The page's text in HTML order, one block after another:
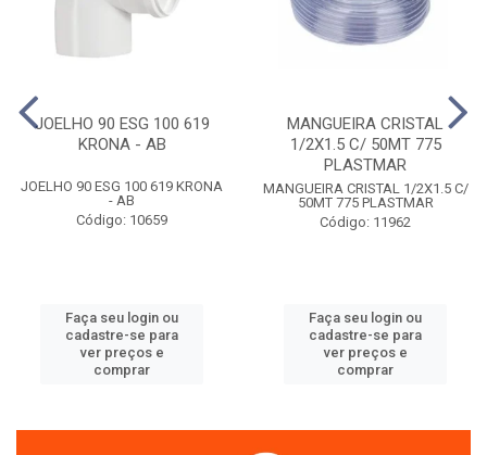
JOELHO 90 ESG 100 619
KRONA - AB
JOELHO 90 ESG 100 619 KRONA
- AB
Código: 10659
Faça seu login ou
cadastre-se para
ver preços e
comprar
MANGUEIRA CRISTAL
1/2X1.5 C/ 50MT 775
PLASTMAR
MANGUEIRA CRISTAL 1/2X1.5 C/
50MT 775 PLASTMAR
Código: 11962
Faça seu login ou
cadastre-se para
ver preços e
comprar